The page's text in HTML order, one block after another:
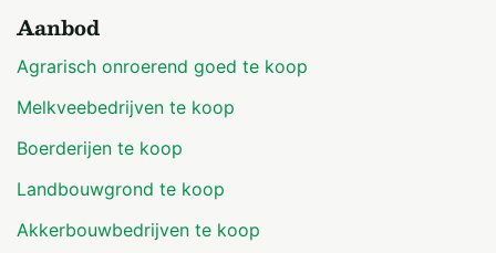
Aanbod
Agrarisch onroerend goed te koop
Melkveebedrijven te koop
Boerderijen te koop
Landbouwgrond te koop
Akkerbouwbedrijven te koop